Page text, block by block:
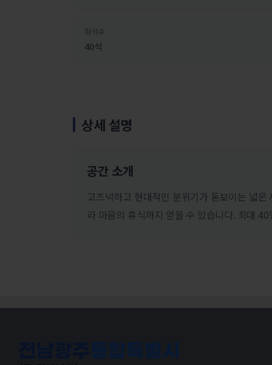
40석
상세 설명
공간 소개
고즈넉하고 현대적인 분위기가 돋보이는 넓
라 마음의 휴식까지 얻을 수 있습니다. 최대